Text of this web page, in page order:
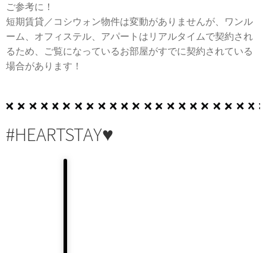
ご参考に！
短期賃貸／コシウォン物件は変動がありませんが、ワンル
ーム、オフィステル、アパートはリアルタイムで契約され
るため、ご覧になっているお部屋がすでに契約されている
場合があります！
#HEARTSTAY♥